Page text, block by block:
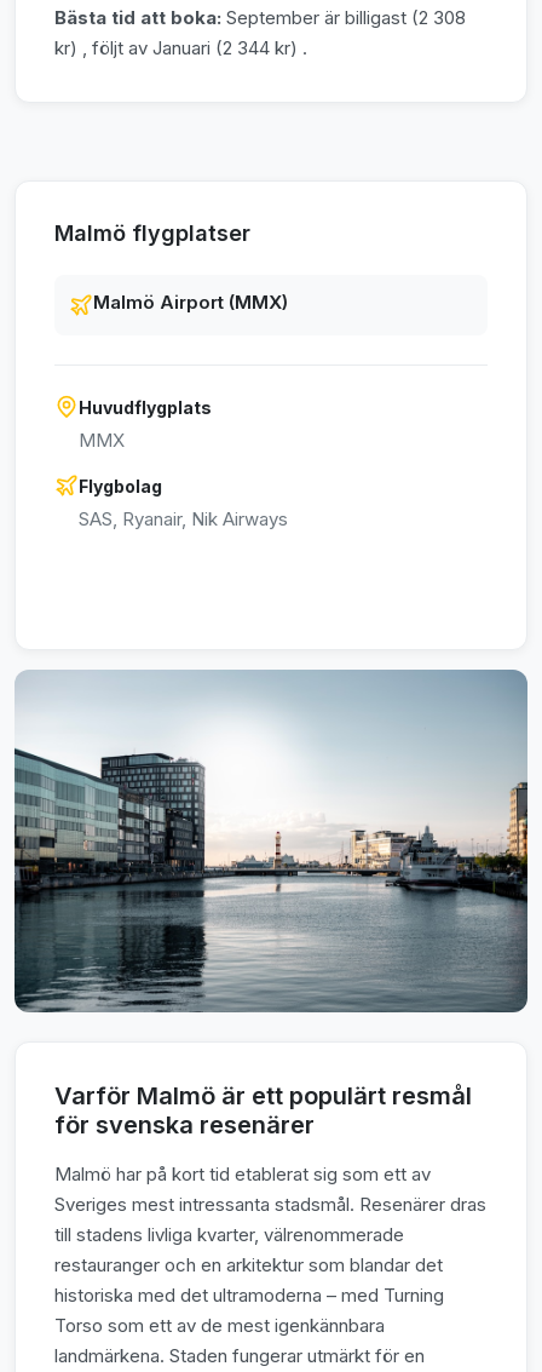
Bästa tid att boka: September är billigast (2 308
kr) , följt av Januari (2 344 kr) .
Malmö flygplatser
Malmö Airport (MMX)
Huvudflygplats
MMX
Flygbolag
SAS, Ryanair, Nik Airways
Varför Malmö är ett populärt resmål
för svenska resenärer
Malmö har på kort tid etablerat sig som ett av
Sveriges mest intressanta stadsmål. Resenärer dras
till stadens livliga kvarter, välrenommerade
restauranger och en arkitektur som blandar det
historiska med det ultramoderna – med Turning
Torso som ett av de mest igenkännbara
landmärkena. Staden fungerar utmärkt för en